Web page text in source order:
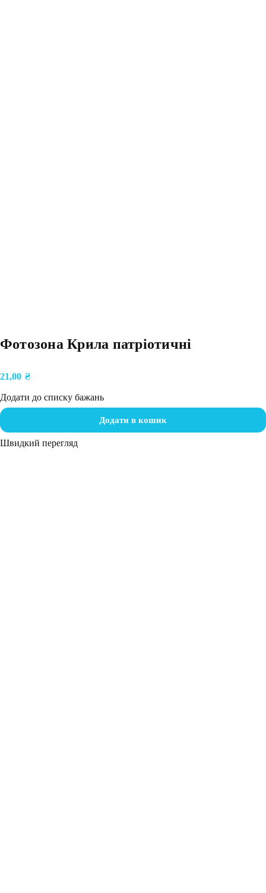
Фотозона Крила патріотичні
21,00 ₴
Додати до списку бажань
Додати в кошик
Швидкий перегляд